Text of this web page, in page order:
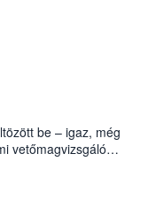
be – igaz, még
vetőmagvizsgáló
Czigler Győző által